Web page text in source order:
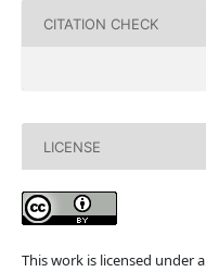
CITATION CHECK
LICENSE
This work is licensed under a